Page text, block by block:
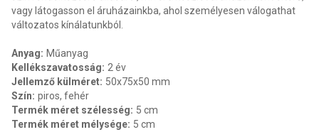
vagy látogasson el áruházainkba, ahol személyesen válogathat
változatos kínálatunkból.
Anyag: Műanyag
Kellékszavatosság: 2 év
Jellemző külméret: 50x75x50 mm
Szín: piros, fehér
Termék méret szélesség: 5 cm
Termék méret mélysége: 5 cm